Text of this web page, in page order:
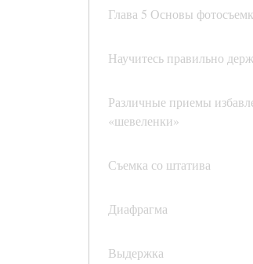
Глава 5 Основы
Научитесь правильно
Различные приемы
«шевеленки»
Съемка со штатива
Диафрагма
Выдержка